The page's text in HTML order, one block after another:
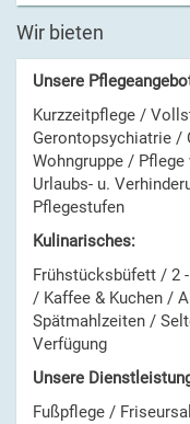
Wir bieten
Unsere
Kurzzeitpflege /
Gerontopsychiatrie /
Wohngruppe /
Urlaubs- u.
Pflegestufen
Kulinarisches:
Frühstücksbüfett / 2
/ Kaffee & Kuchen /
Spätmahlzeiten /
Verfügung
Unsere
Fußpflege /